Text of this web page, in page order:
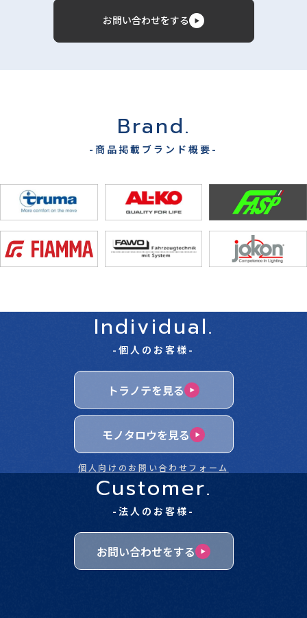
お問い合わせをする
Brand.
-商品掲載ブランド概要-
Individual.
-個人のお客様-
トラノテを見る
モノタロウを見る
個人向けのお問い合わせフォーム
Customer.
-法人のお客様-
お問い合わせをする